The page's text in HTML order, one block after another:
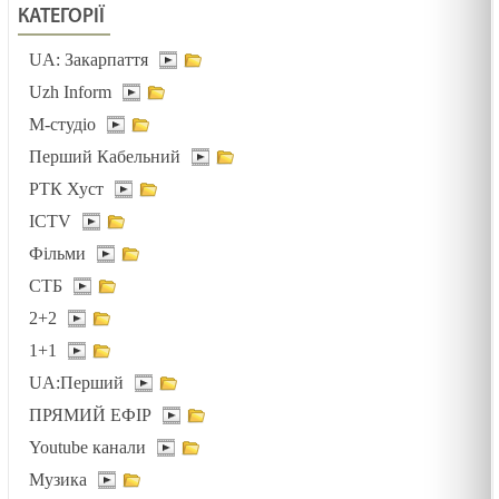
ВІДВОЛІКАННЯ І БАЙДУЖІСТЬ /1444/ Майтеся
файно
ТРИ АГРЕГАТНІ СТАНИ /1493/ Майтеся файно
Біблія-книга зустрічі
03.02.2025
КАТЕГОРІЇ
UA: Закарпаття
Uzh Inform
М-студіо
Перший Кабельний
РТК Хуст
ICTV
Фільми
СТБ
2+2
1+1
UA:Перший
ПРЯМИЙ ЕФІР
Youtube канали
Музика